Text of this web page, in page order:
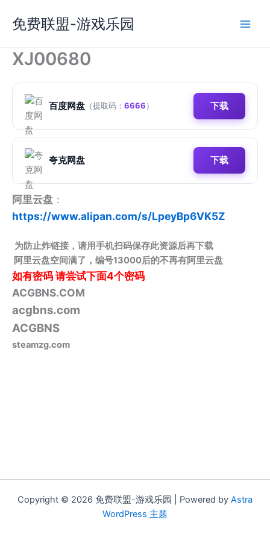
容
免费联盟-游戏乐园
XJ00680
百度网盘 （提取码： 6666） 下载
夸克网盘 下载
阿里云盘 ：
https://www.alipan.com/s/LpeyBp6VK5Z
为防止炸链接，请用手机扫码保存此资源后再下载
阿里云盘空间满了，编号13000后的不再有阿里云盘
如有密码请尝试下面4个密码
ACGBNS.COM
acgbns.com
ACGBNS
steamzg.com
Copyright © 2026 免费联盟-游戏乐园 | Powered by Astra
WordPress 主题